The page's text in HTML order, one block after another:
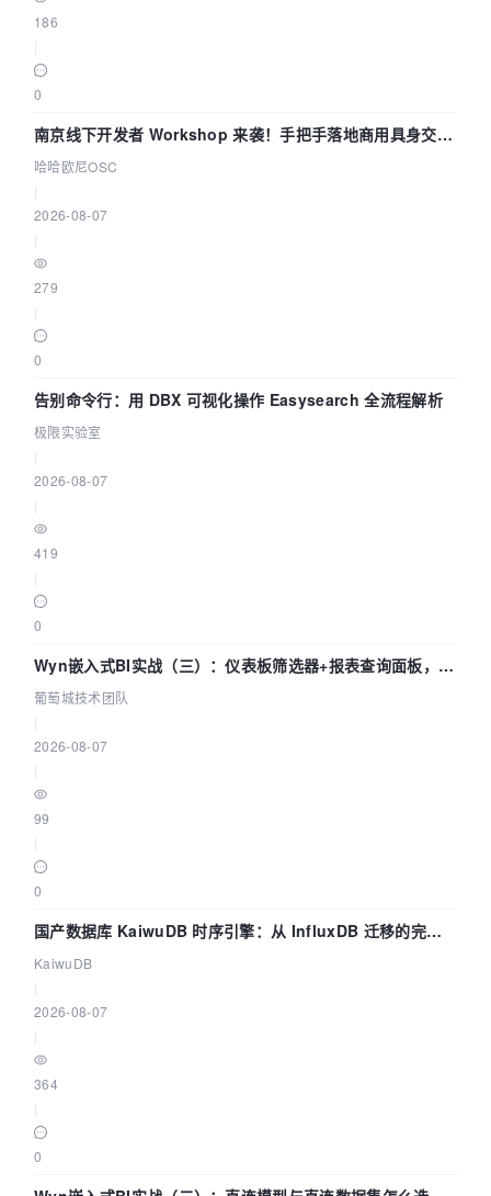
186
0
南京线下开发者 Workshop 来袭！手把手落地商用具身交互
智能 Agent 应用
哈哈欧尼OSC
2026-08-07
279
0
告别命令行：用 DBX 可视化操作 Easysearch 全流程解析
极限实验室
2026-08-07
419
0
Wyn嵌入式BI实战（三）：仪表板筛选器+报表查询面板，参
数联动全闭环
葡萄城技术团队
2026-08-07
99
0
国产数据库 KaiwuDB 时序引擎：从 InfluxDB 迁移的完整
技术路径
KaiwuDB
2026-08-07
364
0